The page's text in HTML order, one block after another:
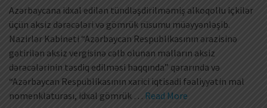
Azərbaycana idxal edilən tündləşdirilməmiş alkoqollu içkilər
üçün aksiz dərəcələri və gömrük rüsumu müəyyənləşib.
Nazirlər Kabineti “Azərbaycan Respublikasının ərazisinə
gətirilən aksiz vergisinə cəlb olunan malların aksiz
dərəcələrinin təsdiq edilməsi haqqında” qərarında və
“Azərbaycan Respublikasının xarici iqtisadi fəaliyyətin mal
nomenklaturası, idxal gömrük … Read More